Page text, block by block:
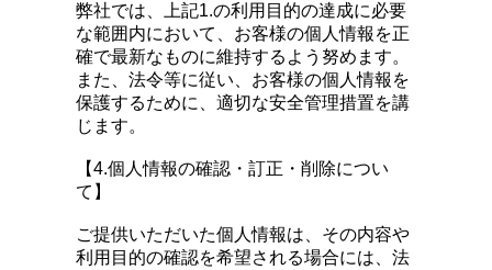
弊社では、上記1.の利用目的の達成に必要
な範囲内において、お客様の個人情報を正
確で最新なものに維持するよう努めます。
また、法令等に従い、お客様の個人情報を
保護するために、適切な安全管理措置を講
じます。
【4.個人情報の確認・訂正・削除につい
て】
ご提供いただいた個人情報は、その内容や
利用目的の確認を希望される場合には、法